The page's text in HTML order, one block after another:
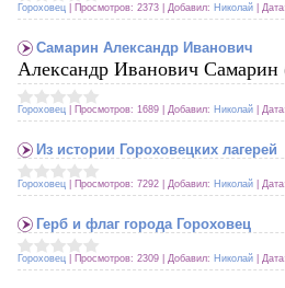
Гороховец Просмотров: 2373 Добавил: Николай Дата:
Самарин Александр Иванович
Александр Иванович Самарин
Гороховец Просмотров: 1689 Добавил: Николай Дата:
Из истории Гороховецких лагерей
Гороховец Просмотров: 7292 Добавил: Николай Дата:
Герб и флаг города Гороховец
Гороховец Просмотров: 2309 Добавил: Николай Дата: